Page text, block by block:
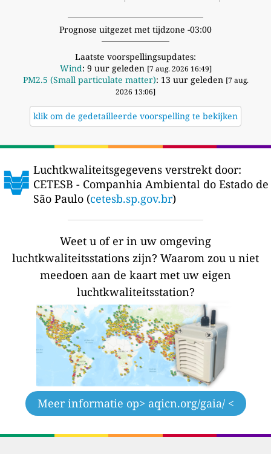
Prognose uitgezet met tijdzone -03:00
Laatste voorspellingsupdates:
Wind: 9 uur geleden [7 aug. 2026 16:49]
PM2.5 (Small particulate matter): 13 uur geleden [7 aug.
2026 13:06]
klik om de gedetailleerde voorspelling te bekijken
Luchtkwaliteitsgegevens verstrekt door:
CETESB - Companhia Ambiental do Estado de
São Paulo (cetesb.sp.gov.br)
Weet u of er in uw omgeving
luchtkwaliteitsstations zijn? Waarom zou u niet
meedoen aan de kaart met uw eigen
luchtkwaliteitsstation?
Meer informatie op> aqicn.org/gaia/ <